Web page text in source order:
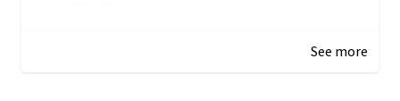
See more